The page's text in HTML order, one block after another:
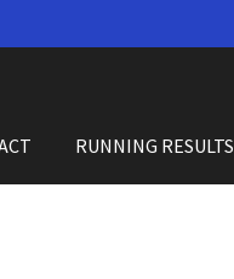
RUNNING RESULTS